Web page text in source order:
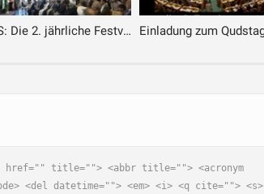
IGS: Die 2. jährliche Festveranstaltung Ghadir Khumm in Mainz
href="" title=""> <abbr title=""> <acronym
<del datetime=""> <em> <i> <q cite=""> <s>